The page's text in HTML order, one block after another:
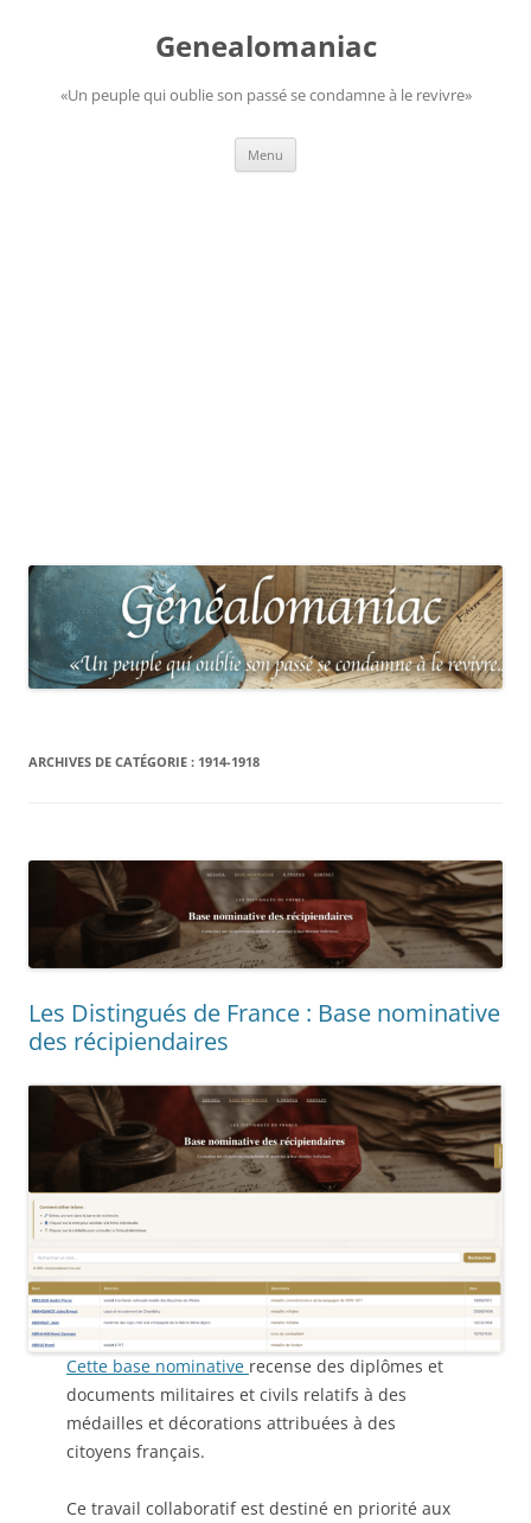
Genealomaniac
«Un peuple qui oublie son passé se condamne à le revivre»
Menu
ARCHIVES DE CATÉGORIE : 1914-1918
Les Distingués de France : Base nominative
des récipiendaires
Cette base nominative recense des diplômes et
documents militaires et civils relatifs à des
médailles et décorations attribuées à des
citoyens français.
Ce travail collaboratif est destiné en priorité aux